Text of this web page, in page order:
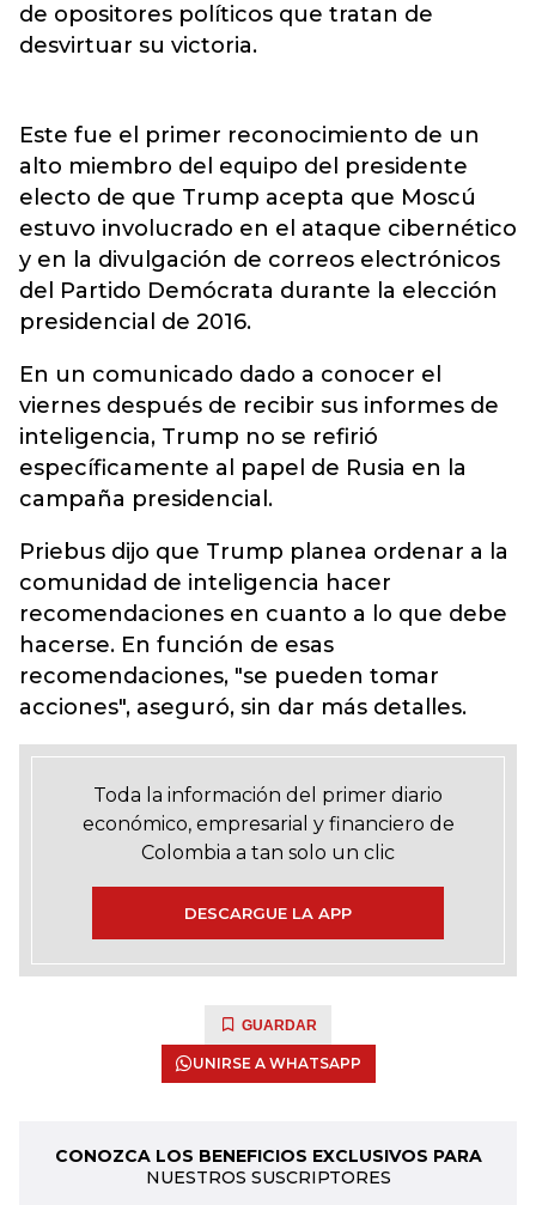
de opositores políticos que tratan de
desvirtuar su victoria.
Este fue el primer reconocimiento de un
alto miembro del equipo del presidente
electo de que Trump acepta que Moscú
estuvo involucrado en el ataque cibernético
y en la divulgación de correos electrónicos
del Partido Demócrata durante la elección
presidencial de 2016.
En un comunicado dado a conocer el
viernes después de recibir sus informes de
inteligencia, Trump no se refirió
específicamente al papel de Rusia en la
campaña presidencial.
Priebus dijo que Trump planea ordenar a la
comunidad de inteligencia hacer
recomendaciones en cuanto a lo que debe
hacerse. En función de esas
recomendaciones, "se pueden tomar
acciones", aseguró, sin dar más detalles.
Toda la información del primer diario
económico, empresarial y financiero de
Colombia a tan solo un clic
DESCARGUE LA APP
GUARDAR
UNIRSE A WHATSAPP
CONOZCA LOS BENEFICIOS EXCLUSIVOS PARA
NUESTROS SUSCRIPTORES